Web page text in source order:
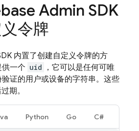
Admin SDK
令牌
内置了创建自定义令牌的方
一个 uid
，它可以是任何可唯
证的用户或设备的字符串。这些
期。
Python Go C#